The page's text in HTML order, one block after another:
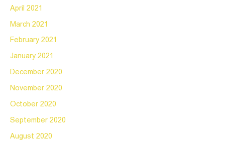
April 2021
March 2021
February 2021
January 2021
December 2020
November 2020
October 2020
September 2020
August 2020